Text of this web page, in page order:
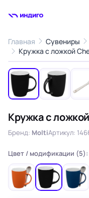
Главная Сувениры
Кружка с ложкой
‹
Кружка с
Бренд: MoltiАртикул:
Цвет / модификации (5):